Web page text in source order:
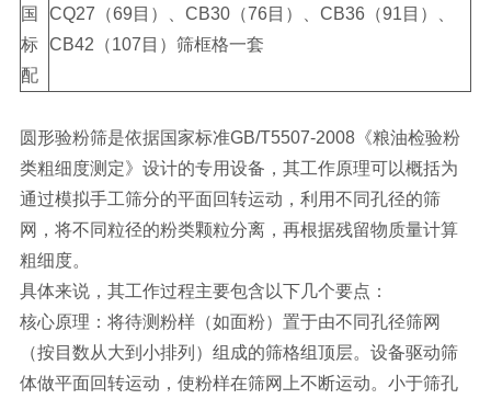
国
标
配
CQ27（69目）、CB30（76目）、CB36（91目）、
CB42（107目）筛框格一套
圆形验粉筛是依据国家标准GB/T5507-2008《粮油检验粉
类粗细度测定》设计的专用设备，其工作原理可以概括为
通过模拟手工筛分的平面回转运动，利用不同孔径的筛
网，将不同粒径的粉类颗粒分离，再根据残留物质量计算
粗细度。
具体来说，其工作过程主要包含以下几个要点：
核心原理：将待测粉样（如面粉）置于由不同孔径筛网
（按目数从大到小排列）组成的筛格组顶层。设备驱动筛
体做平面回转运动，使粉样在筛网上不断运动。小于筛孔